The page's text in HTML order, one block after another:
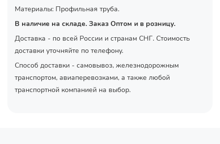
Материалы: Профильная труба.
В наличие на складе. Заказ Оптом и в розницу.
Доставка - по всей России и странам СНГ. Стоимость
доставки уточняйте по телефону.
Способ доставки - самовывоз, железнодорожным
транспортом, авиаперевозками, а также любой
транспортной компанией на выбор.